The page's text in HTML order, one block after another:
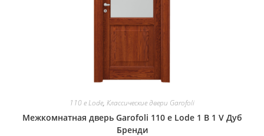
110 e Lode, Классические двери Garofoli
Межкомнатная дверь Garofoli 110 e Lode 1 B 1 V Дуб
Бренди